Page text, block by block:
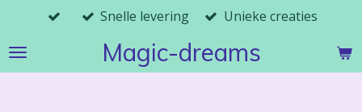
naar
de
Magic-dreams
Snelle levering Unieke creaties